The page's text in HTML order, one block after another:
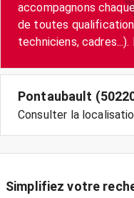
accompagnons
de toutes
techniciens, cadres...).
Pontaubault
Consulter la
Simplifiez votre